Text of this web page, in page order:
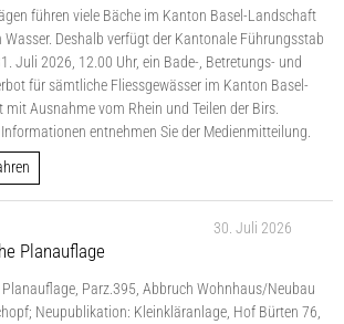
führen viele Bäche im Kanton Basel-Landschaft
Wasser. Deshalb verfügt der Kantonale Führungsstab
Juli 2026, 12.00 Uhr, ein Bade-, Betretungs- und
für sämtliche Fliessgewässer im Kanton Basel-
mit Ausnahme vom Rhein und Teilen der Birs.
entnehmen Sie der Medienmitteilung.
30. Juli 2026
Planauflage
Planauflage, Parz.395, Abbruch Wohnhaus/Neubau
Neupublikation: Kleinkläranlage, Hof Bürten 76,